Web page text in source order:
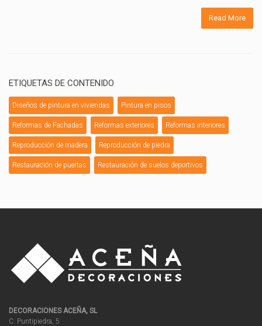
Read More
ETIQUETAS DE CONTENIDO
Diseños de pintura en viviendas Pintura en pisos
Reformas de Fachadas Reformas exteriores Reformas interiores
Reproducción de madera Reproducción de piedra
Restauración de puertas Restauración de suelos deportivos
DECORACIONES ACEÑA, SL
C. Puntipiedra, 5